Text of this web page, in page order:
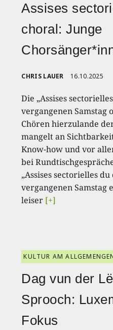
Assises
choral: Junge
CHRIS LAUER 16.10.2025
Die „Assises
vergangenen Samstag
Chören hierzulande
mangelt an
Know-how und vor
bei
„Assises sectorielles
vergangenen Samstag
leiser [+]
KULTUR AM
Dag vun der
Sprooch:
Fokus